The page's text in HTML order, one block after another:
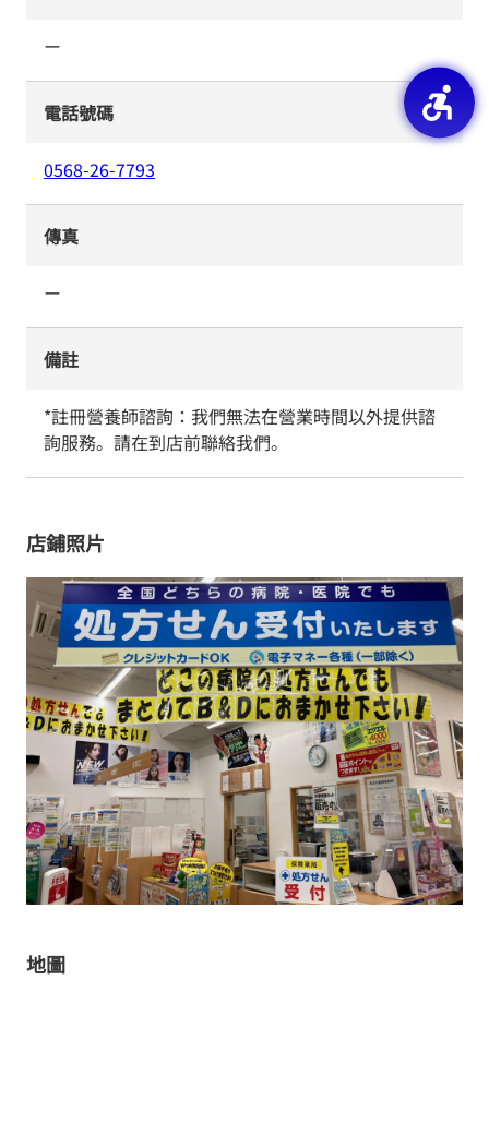
ー
電話號碼
0568-26-7793
傳真
ー
備註
*註冊營養師諮詢：我們無法在營業時間以外提供諮
詢服務。請在到店前聯絡我們。
店鋪照片
地圖